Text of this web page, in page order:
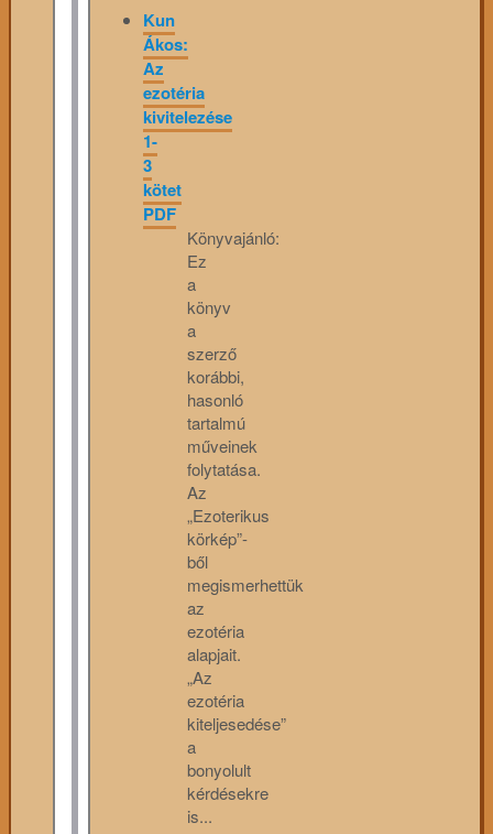
Kun
Ákos:
Az
ezotéria
kivitelezése
1-
3
kötet
PDF
Könyvajánló:
Ez
a
könyv
a
szerző
korábbi,
hasonló
tartalmú
műveinek
folytatása.
Az
„Ezoterikus
körkép”-
ből
megismerhettük
az
ezotéria
alapjait.
„Az
ezotéria
kiteljesedése”
a
bonyolult
kérdésekre
is...